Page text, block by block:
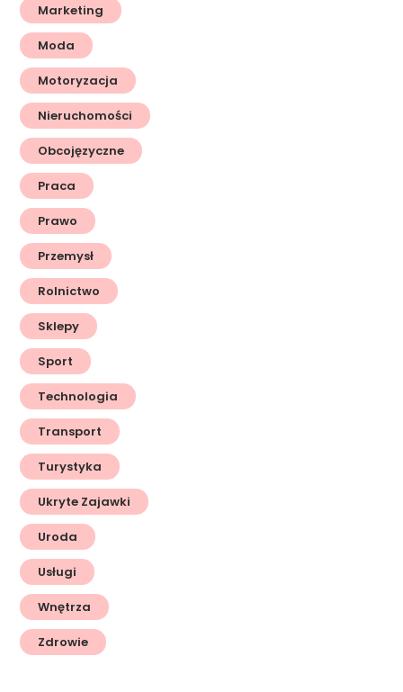
Marketing
Moda
Motoryzacja
Nieruchomości
Obcojęzyczne
Praca
Prawo
Przemysł
Rolnictwo
Sklepy
Sport
Technologia
Transport
Turystyka
Ukryte Zajawki
Uroda
Usługi
Wnętrza
Zdrowie